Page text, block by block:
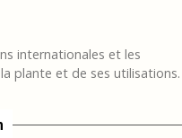
internationales et les
plante et de ses utilisations.